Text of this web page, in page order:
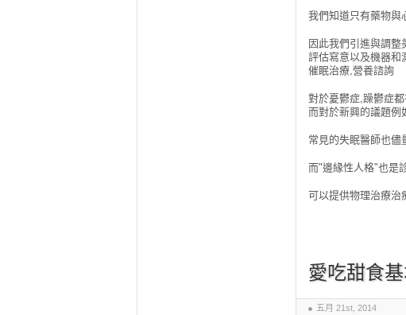
我們知道只有藥物與
因此我們引進與調
評估寫意以及機器和
催眠治療,營養諮詢
對於憂鬱症,躁鬱症
而對於新興的議題例
常見的失眠醫師也儘
而"邊緣性人格"也是
可以提供物理治療
愛吃甜食
五月 21st, 2014